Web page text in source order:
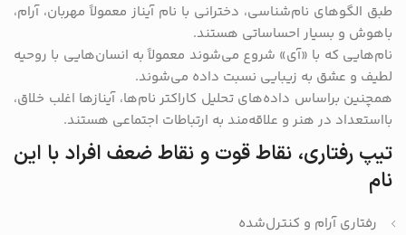
طبق الگوهای نام‌شناسی، دخترانی با نام آیناز معمولاً مهربان، آرام،
باهوش و بسیار احساساتی هستند.
نام‌هایی که با «آی» شروع می‌شوند معمولاً به انسان‌هایی با روحیه
لطیف و عشق به زیبایی نسبت داده می‌شوند.
همچنین براساس داده‌های تحلیل کاراکتر نام‌ها، آینازها اغلب خلاق،
بااستعداد در هنر و علاقه‌مند به ارتباطات اجتماعی هستند.
تیپ رفتاری، نقاط قوت و نقاط ضعف افراد با این
نام
رفتاری آرام و کنترل‌شده